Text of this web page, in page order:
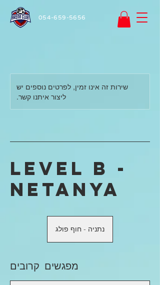
054-659-5656
שירות זה אינו זמין, לפרטים נוספים יש
ליצור איתנו קשר.
Level B -
Netanya
נתניה - חוף פולג
מפגשים קרובים